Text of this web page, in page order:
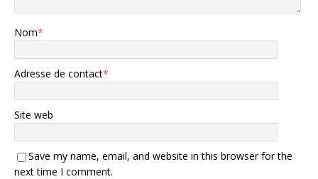
Nom*
Adresse de contact*
Site web
Save my name, email, and website in this browser for the
next time I comment.